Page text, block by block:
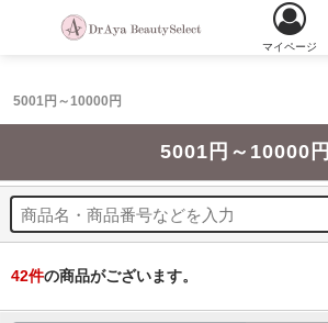
5001円～10000円
マイページ
5001円～10000円
42件の商品がございます。